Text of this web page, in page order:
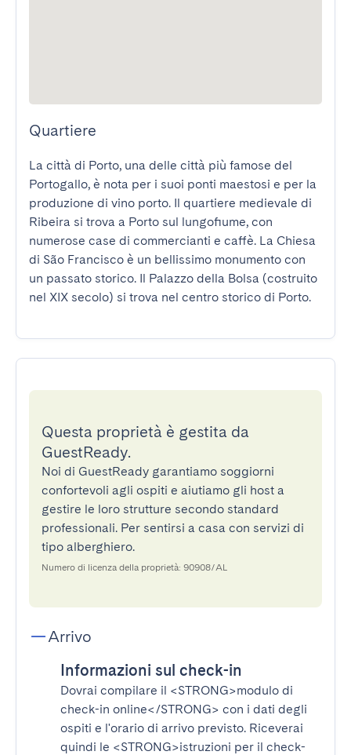
Quartiere
La città di Porto, una delle città più famose del
Portogallo, è nota per i suoi ponti maestosi e per la
produzione di vino porto. Il quartiere medievale di
Ribeira si trova a Porto sul lungofiume, con
numerose case di commercianti e caffè. La Chiesa
di São Francisco è un bellissimo monumento con
un passato storico. Il Palazzo della Bolsa (costruito
nel XIX secolo) si trova nel centro storico di Porto.
Questa proprietà è gestita da
GuestReady.
Noi di GuestReady garantiamo soggiorni
confortevoli agli ospiti e aiutiamo gli host a
gestire le loro strutture secondo standard
professionali. Per sentirsi a casa con servizi di
tipo alberghiero.
Numero di licenza della proprietà: 90908/AL
Arrivo
Informazioni sul check-in
Dovrai compilare il <STRONG>modulo di
check-in online</STRONG> con i dati degli
ospiti e l'orario di arrivo previsto. Riceverai
quindi le <STRONG>istruzioni per il check-